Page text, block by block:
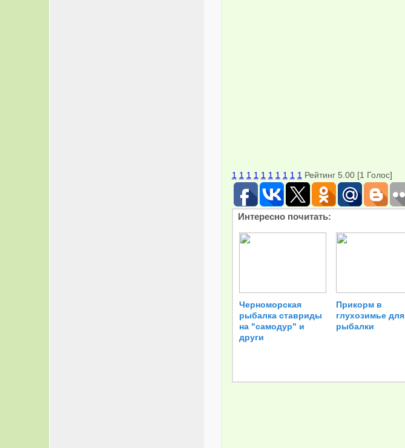
1 1 1 1 1 1 1 1 1 1 Рейтинг 5.00 [1 Голос]
Интересно почитать:
Черноморская
рыбалка ставриды
на "самодур" и
други
Прикорм в
глухозимье для
рыбалки